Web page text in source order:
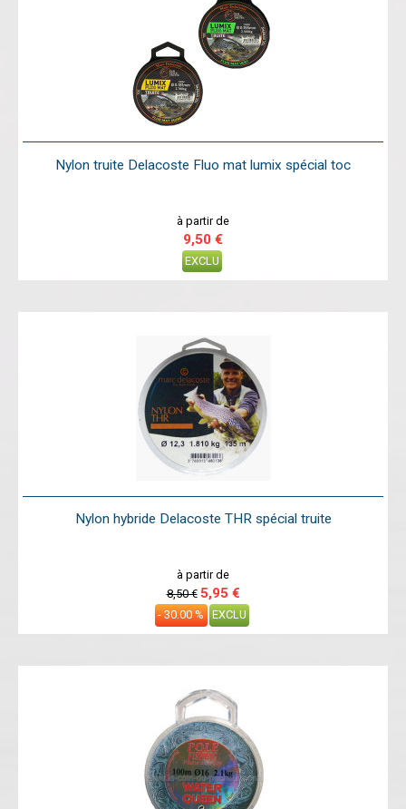
Nylon truite Delacoste Fluo mat lumix spécial toc
à partir de
9,50 €
EXCLU
Nylon hybride Delacoste THR spécial truite
à partir de
8,50 € 5,95 €
- 30.00 % EXCLU